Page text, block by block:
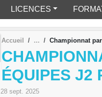
LICENCES
Accueil Championnat
ÉQUIPES J2
28 sept. 2025